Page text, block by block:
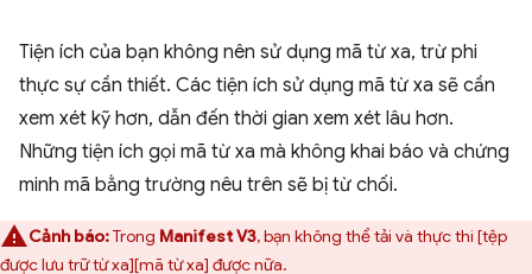
Tiện ích của bạn không nên sử dụng mã từ xa, trừ phi
thực sự cần thiết. Các tiện ích sử dụng mã từ xa sẽ cần
xem xét kỹ hơn, dẫn đến thời gian xem xét lâu hơn.
Những tiện ích gọi mã từ xa mà không khai báo và chứng
minh mã bằng trường nêu trên sẽ bị từ chối.
Cảnh báo:Trong Manifest V3, bạn không thể tải và thực thi [tệp
được lưu trữ từ xa][mã từ xa] được nữa.